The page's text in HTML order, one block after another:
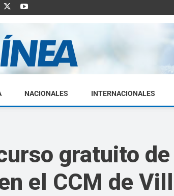
NACIONALES INTERNACIONALES
gratuito de
el CCM de